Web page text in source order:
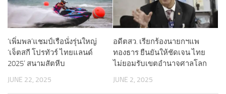
‘เพิ่มพล’แชมป์เรือนั่งรุ่นใหญ่
‘เจ็ตสกี โปรทัวร์ ไทยแลนด์
2025’ สนามสัตหีบ
JUNE 22, 2025
อดีตสว. เรียกร้องนายกฯแพ
ทองธาร ยืนยันให้ชัดเจน ไทย
ไม่ยอมรับเขตอำนาจศาลโลก
JUNE 2, 2025